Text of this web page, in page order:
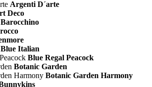
Argenti D´arte
Deco
Barocchino
Blue Italian
Blue Regal Peacock
Botanic Garden
Botanic Garden Harmony